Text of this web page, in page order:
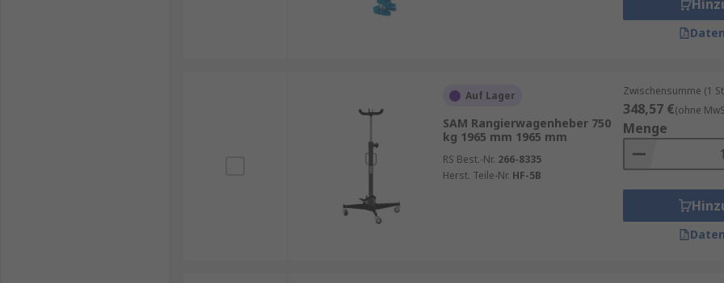
Auf Lager
SAM Rangierwagenheber 750
kg 1965 mm 1965 mm
RS Best.-Nr. 266-8335
Herst. Teile-Nr. HF-5B
Zwischensumme (1
348,57 €(ohne
Menge